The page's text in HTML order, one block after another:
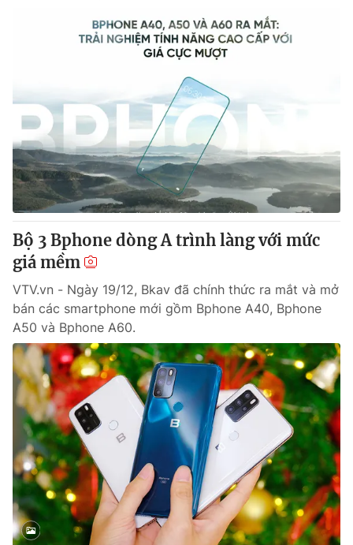
VTV Money VTV Thể thao
Bất động sản
Thị trường 24h Tấm lòng Việt
VTV4 Vươn mình bằng AI
VTV9 VTV8
Liên hệ tòa soạn
THỜI BÁO VTV
Theo dõi báo trên
Cơ quan chủ quản:
Đài Truyền hình Việt Nam
Cơ quan báo chí:Thời báo VTV
Giấy phép hoạt động báo in và báo điện tử số 483/GP-BTTTT
cấp ngày 29/12/2023
Tổng Biên tập: Vũ Thanh Thủy
Bộ 3 Bphone dòng A trình làng với mức
giá mềm
VTV.vn - Ngày 19/12, Bkav đã chính thức ra mắt và mở
bán các smartphone mới gồm Bphone A40, Bphone
A50 và Bphone A60.